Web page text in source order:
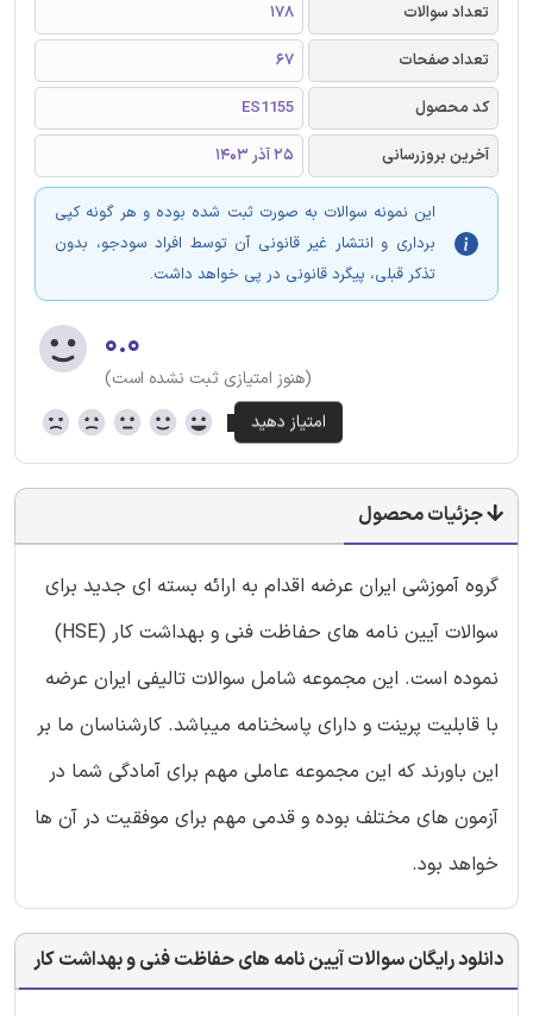
تعداد سوالات
178
تعداد صفحات
67
کد محصول
ES1155
آخرین بروزرسانی
25 آذر 1403
این نمونه سوالات به صورت ثبت شده بوده و هر گونه کپی
برداری و انتشار غیر قانونی آن توسط افراد سودجو، بدون
تذکر قبلی، پیگرد قانونی در پی خواهد داشت.
۰.۰
(هنوز امتیازی ثبت نشده است)
جزئیات محصول
گروه آموزشی ایران عرضه اقدام به ارائه بسته ای جدید برای
سوالات آیین نامه های حفاظت فنی و بهداشت کار (HSE)
نموده است. این مجموعه شامل سوالات تالیفی ایران عرضه
با قابلیت پرینت و دارای پاسخنامه میباشد. کارشناسان ما بر
این باورند که این مجموعه عاملی مهم برای آمادگی شما در
آزمون های مختلف بوده و قدمی مهم برای موفقیت در آن ها
خواهد بود.
دانلود رایگان سوالات آیین نامه های حفاظت فنی و بهداشت کار